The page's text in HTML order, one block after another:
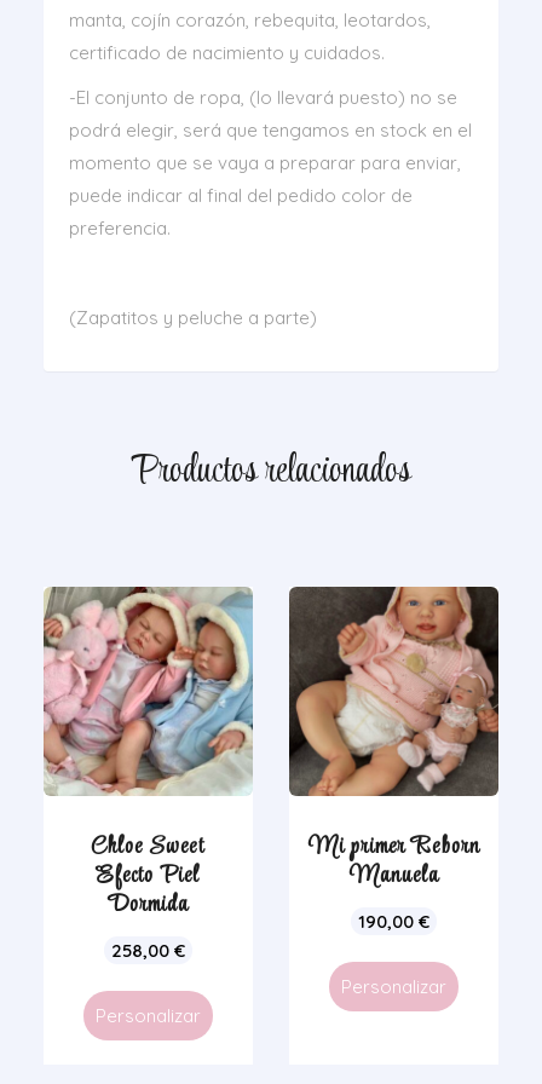
manta, cojín corazón, rebequita, leotardos,
certificado de nacimiento y cuidados.
-El conjunto de ropa, (lo llevará puesto) no se
podrá elegir, será que tengamos en stock en el
momento que se vaya a preparar para enviar,
puede indicar al final del pedido color de
preferencia.
(Zapatitos y peluche a parte)
Productos relacionados
Chloe Sweet
Efecto Piel
Dormida
258,00 €
Personalizar
Mi primer Reborn
Manuela
190,00€
Personalizar